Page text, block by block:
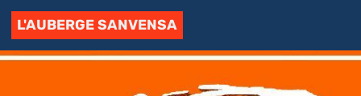
L'AUBERGE SANVENSA